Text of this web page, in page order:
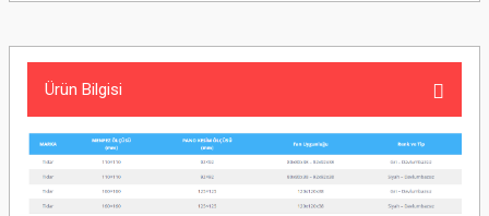
Ürün Bilgisi